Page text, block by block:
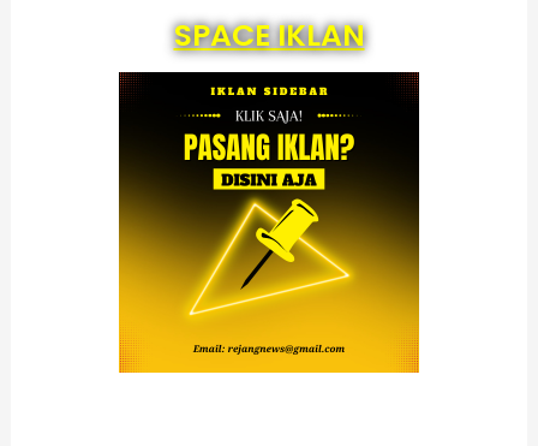
SPACE IKLAN